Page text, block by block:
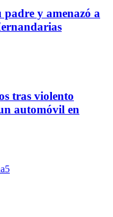
padre y amenazó a
tras violento
automóvil en
5